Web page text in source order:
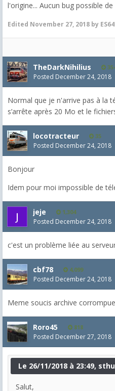
l'origine... Aucun bug possible de
Edited November 27, 2018 by
TheDarkNihilius
Posted December 24, 2018
Normal que je n'arrive pas à la
s’arrête après 20 Mo et le
locotracteur 35
Posted December 24, 2018
Bonjour
Idem pour moi impossible de
jeje 1,304
Posted December 24, 2018
c'est un problème liée au
cbf78 4,099
Posted December 24, 2018
Meme soucis archive corrompue
Roro45 818
Posted December 27, 2018
Le 26/11/2018 à 23:49,
Salut,